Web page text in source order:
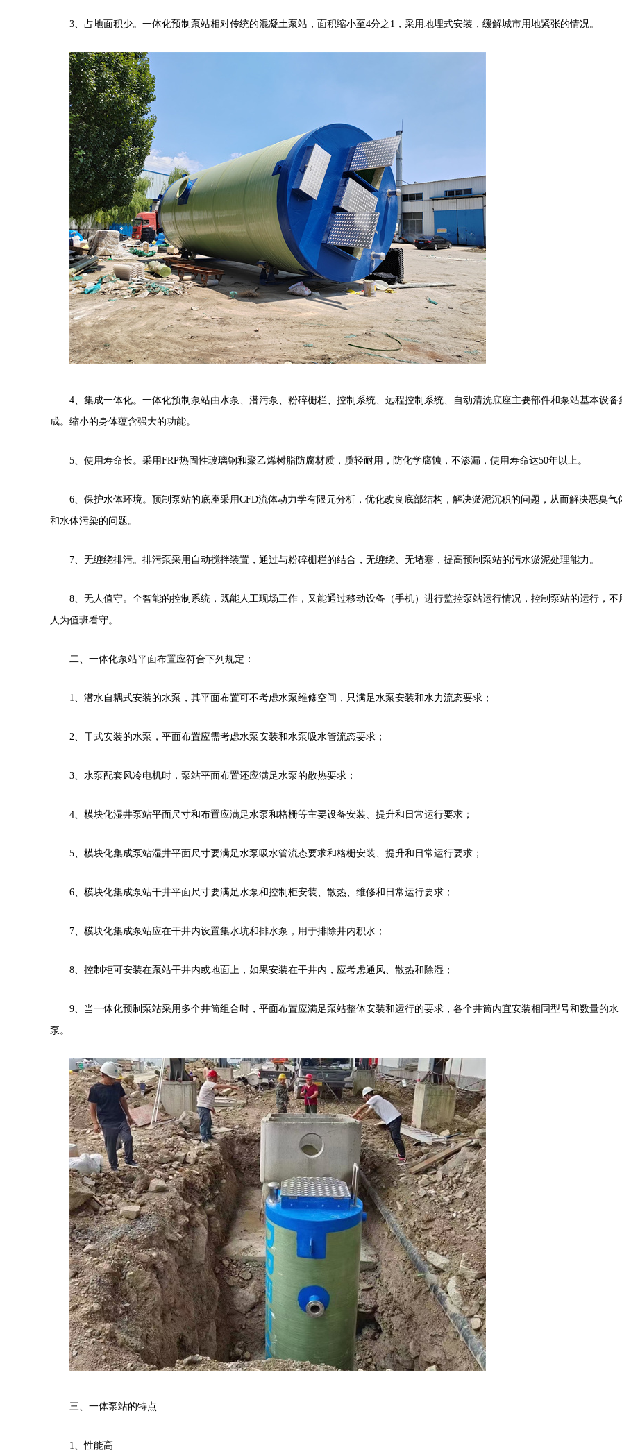
3 、占地面积少。一体化预制泵站相对传统的混凝土泵站，面积缩小至4分之 1 ，采用地埋式安装，缓解城市用地紧张的情况。
4 、集成一体化。一体化预制泵站由水泵、潜污泵、粉碎栅栏、控制系统、远程控制系统、自动清洗底座主要部件和泵站基本设备
成。缩小的身体蕴含强大的功能。
5 、使用寿命长。采用FRP热固性玻璃钢和聚乙烯树脂防腐材质，质轻耐用，防化学腐蚀，不渗漏，使用寿命达50年以上。
6 、保护水体环境。预制泵站的底座采用CFD流体动力学有限元分析，优化改良底部结构，解决淤泥沉积的问题，从而解决恶臭气
和水体污染的问题。
7 、无缠绕排污。排污泵采用自动搅拌装置，通过与粉碎栅栏的结合，无缠绕、无堵塞，提高预制泵站的污水淤泥处理能力。
8 、无人值守。全智能的控制系统，既能人工现场工作，又能通过移动设备（手机）进行监控泵站运行情况，控制泵站的运行，不
人为值班看守。
二、一体化泵站平面布置应符合下列规定：
1 、潜水自耦式安装的水泵，其平面布置可不考虑水泵维修空间，只满足水泵安装和水力流态要求；
2 、干式安装的水泵，平面布置应需考虑水泵安装和水泵吸水管流态要求；
3 、水泵配套风冷电机时，泵站平面布置还应满足水泵的散热要求；
4 、模块化湿井泵站平面尺寸和布置应满足水泵和格栅等主要设备安装、提升和日常运行要求；
5 、模块化集成泵站湿井平面尺寸要满足水泵吸水管流态要求和格栅安装、提升和日常运行要求；
6 、模块化集成泵站干井平面尺寸要满足水泵和控制柜安装、散热、维修和日常运行要求；
7 、模块化集成泵站应在干井内设置集水坑和排水泵，用于排除井内积水；
8 、控制柜可安装在泵站干井内或地面上，如果安装在干井内，应考虑通风、散热和除湿；
9 、当一体化预制泵站采用多个井筒组合时，平面布置应满足泵站整体安装和运行的要求，各个井筒内宜安装相同型号和数量的水
泵。
三、一体泵站的特点
1 、性能高